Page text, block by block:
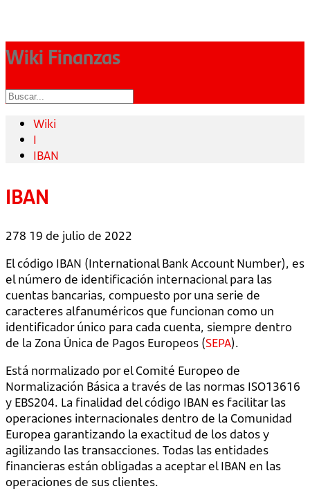
Wiki Finanzas
Wiki
I
IBAN
IBAN
278 19 de julio de 2022
El código IBAN (International Bank Account Number), es
el número de identificación internacional para las
cuentas bancarias, compuesto por una serie de
caracteres alfanuméricos que funcionan como un
identificador único para cada cuenta, siempre dentro
de la Zona Única de Pagos Europeos (SEPA).
Está normalizado por el Comité Europeo de
Normalización Básica a través de las normas ISO13616
y EBS204. La finalidad del código IBAN es facilitar las
operaciones internacionales dentro de la Comunidad
Europea garantizando la exactitud de los datos y
agilizando las transacciones. Todas las entidades
financieras están obligadas a aceptar el IBAN en las
operaciones de sus clientes.